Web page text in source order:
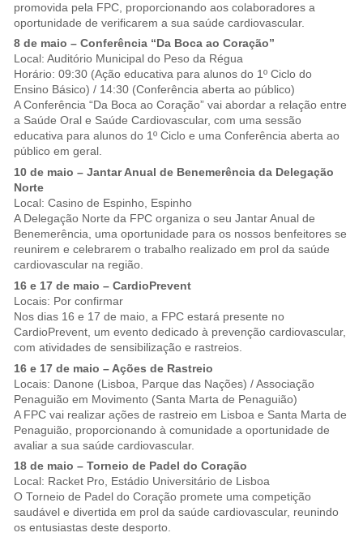
promovida pela FPC, proporcionando aos colaboradores a
oportunidade de verificarem a sua saúde cardiovascular.
8 de maio – Conferência “Da Boca ao Coração”
Local: Auditório Municipal do Peso da Régua
Horário: 09:30 (Ação educativa para alunos do 1º Ciclo do
Ensino Básico) / 14:30 (Conferência aberta ao público)
A Conferência “Da Boca ao Coração” vai abordar a relação entre
a Saúde Oral e Saúde Cardiovascular, com uma sessão
educativa para alunos do 1º Ciclo e uma Conferência aberta ao
público em geral.
10 de maio – Jantar Anual de Benemerência da Delegação
Norte
Local: Casino de Espinho, Espinho
A Delegação Norte da FPC organiza o seu Jantar Anual de
Benemerência, uma oportunidade para os nossos benfeitores se
reunirem e celebrarem o trabalho realizado em prol da saúde
cardiovascular na região.
16 e 17 de maio – CardioPrevent
Locais: Por confirmar
Nos dias 16 e 17 de maio, a FPC estará presente no
CardioPrevent, um evento dedicado à prevenção cardiovascular,
com atividades de sensibilização e rastreios.
16 e 17 de maio – Ações de Rastreio
Locais: Danone (Lisboa, Parque das Nações) / Associação
Penaguião em Movimento (Santa Marta de Penaguião)
A FPC vai realizar ações de rastreio em Lisboa e Santa Marta de
Penaguião, proporcionando à comunidade a oportunidade de
avaliar a sua saúde cardiovascular.
18 de maio – Torneio de Padel do Coração
Local: Racket Pro, Estádio Universitário de Lisboa
O Torneio de Padel do Coração promete uma competição
saudável e divertida em prol da saúde cardiovascular, reunindo
os entusiastas deste desporto.